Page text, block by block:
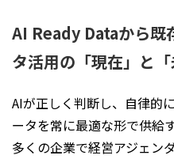
AI Ready Dataから既
タ活用の「現在」と「
AIが正しく判断し、自律的
ータを常に最適な形で供給
多くの企業で経営アジェン